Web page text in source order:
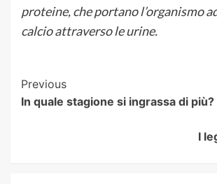
proteine, che portano l’organismo
calcio attraverso le urine.
Post
Navigation
Previous
In quale stagione si ingrassa di più?
I